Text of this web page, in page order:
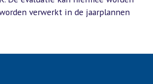
verwerkt in de jaarplannen